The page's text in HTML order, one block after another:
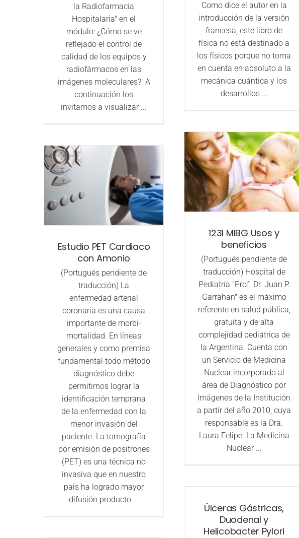
la Radiofarmacia
Hospitalaria" en el
módulo: ¿Cómo se ve
reflejado el control de
calidad de los equipos y
radiofármacos en las
imágenes moleculares?. A
continuación los
invitamos a visualizar ...
Como dice el autor en la
introducción de la versión
francesa, este libro de
física no está destinado a
los físicos porque no toma
en cuenta en absoluto a la
mecánica cuántica y los
desarrollos ...
123I MIBG Usos y
beneficios
(Portugués pendiente de
traducción) Hospital de
Pediatría "Prof. Dr. Juan P.
Garrahan" es el máximo
referente en salud pública,
gratuita y de alta
complejidad pediátrica de
la Argentina. Cuenta con
un Servicio de Medicina
Nuclear incorporado al
área de Diagnóstico por
Imágenes de la Institución
a partir del año 2010, cuya
responsable es la Dra.
Laura Felipe. La Medicina
Nuclear ...
Estudio PET Cardiaco
con Amonio
(Portugués pendiente de
traducción) La
enfermedad arterial
coronaria es una causa
importante de morbi-
mortalidad. En líneas
generales y como premisa
fundamental todo método
diagnóstico debe
permitirnos lograr la
identificación temprana
de la enfermedad con la
menor invasión del
paciente. La tomografía
por emisión de positrones
(PET) es una técnica no
invasiva que en nuestro
país ha logrado mayor
difusión producto ...
Úlceras Gástricas,
Duodenal y
Helicobacter Pylori